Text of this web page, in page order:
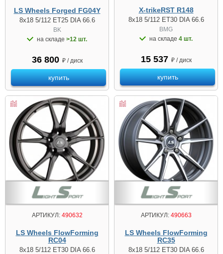
LS Wheels Forged FG04Y
8x18 5/112 ET25 DIA 66.6
BK
на складе >12 шт.
36 800 ₽ / диск
купить
X-trikeRST R148
8x18 5/112 ET30 DIA 66.6
BMG
на складе 4 шт.
15 537 ₽ / диск
купить
АРТИКУЛ:490632
LS Wheels FlowForming
RC04
8x18 5/112 ET30 DIA 66.6
АРТИКУЛ:490663
LS Wheels FlowForming
RC35
8x18 5/112 ET30 DIA 66.6